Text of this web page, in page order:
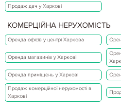
Продаж дач у Харкові
КОМЕРЦІЙНА НЕРУХОМІСТЬ
Оренда офісів у центрі Харкова
Оренда магазинів у Харкові
Оренда приміщень у Харкові
Продаж комерційної нерухомості в
Харкові